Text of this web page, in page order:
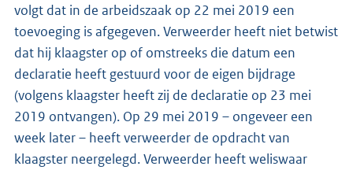
volgt dat in de arbeidszaak op 22 mei 2019 een
toevoeging is afgegeven. Verweerder heeft niet betwist
dat hij klaagster op of omstreeks die datum een
declaratie heeft gestuurd voor de eigen bijdrage
(volgens klaagster heeft zij de declaratie op 23 mei
2019 ontvangen). Op 29 mei 2019 – ongeveer een
week later – heeft verweerder de opdracht van
klaagster neergelegd. Verweerder heeft weliswaar